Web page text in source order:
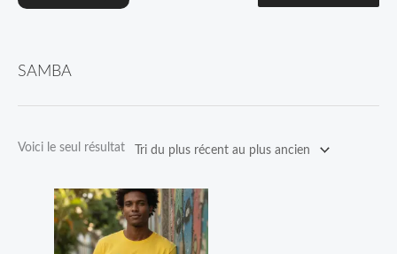
SAMBA
Voici le seul résultat
Plage
de
prix :
49,90 €
Ce
produit
a